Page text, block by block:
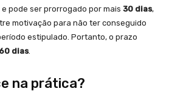
pode ser prorrogado por mais 30 dias,
motivação para não ter conseguido
estipulado. Portanto, o prazo
60 dias.
na prática?